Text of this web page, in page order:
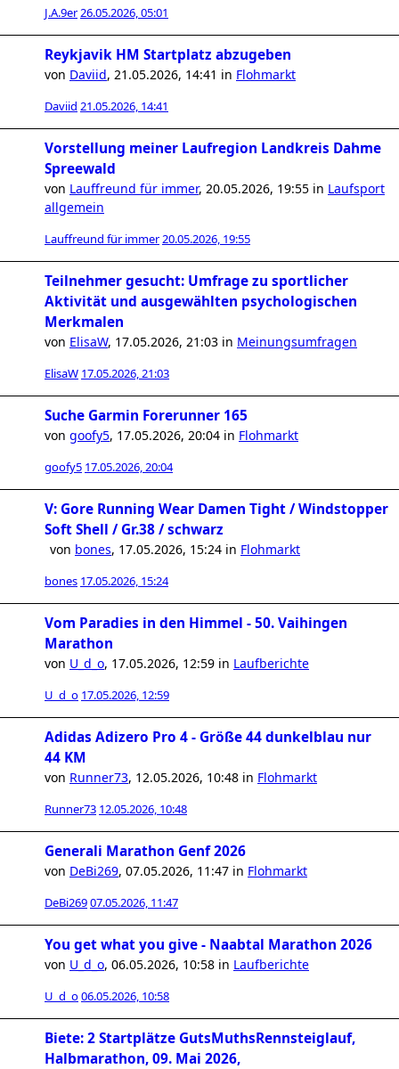
J.A.9er26.05.2026, 05:01
Reykjavik HM Startplatz abzugeben
von Daviid, 21.05.2026, 14:41 in Flohmarkt
Daviid 21.05.2026, 14:41
Vorstellung meiner Laufregion Landkreis Dahme
Spreewald
von Lauffreund für immer, 20.05.2026, 19:55 in Laufsport
allgemein
Lauffreund für immer20.05.2026, 19:55
Teilnehmer gesucht: Umfrage zu sportlicher
Aktivität und ausgewählten psychologischen
Merkmalen
von ElisaW, 17.05.2026, 21:03 in Meinungsumfragen
ElisaW 17.05.2026, 21:03
Suche Garmin Forerunner 165
von goofy5, 17.05.2026, 20:04 in Flohmarkt
goofy5 17.05.2026, 20:04
V: Gore Running Wear Damen Tight / Windstopper
Soft Shell / Gr.38 / schwarz
von bones, 17.05.2026, 15:24 in Flohmarkt
bones 17.05.2026, 15:24
Vom Paradies in den Himmel - 50. Vaihingen
Marathon
von U_d_o, 17.05.2026, 12:59 in Laufberichte
U_d_o 17.05.2026, 12:59
Adidas Adizero Pro 4 - Größe 44 dunkelblau nur
44 KM
von Runner73, 12.05.2026, 10:48 in Flohmarkt
Runner73 12.05.2026, 10:48
Generali Marathon Genf 2026
von DeBi269, 07.05.2026, 11:47 in Flohmarkt
DeBi26907.05.2026, 11:47
You get what you give - Naabtal Marathon 2026
von U_d_o, 06.05.2026, 10:58 in Laufberichte
U_d_o06.05.2026, 10:58
Biete: 2 Startplätze GutsMuthsRennsteiglauf,
Halbmarathon, 09. Mai 2026,